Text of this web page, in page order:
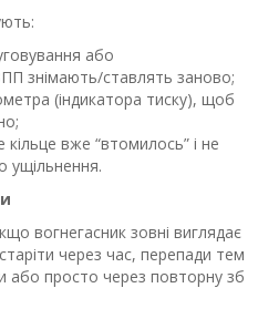
або
знімають/ставлять заново;
(індикатора тиску), щоб
вже “втомилось” і не
ущільнення.
вогнегасник зовні виглядає
через час, перепади тем
або просто через повторну зб